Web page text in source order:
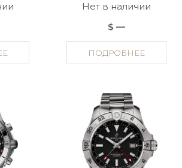
Нет в наличии
$ —
ПОДРОБНЕЕ